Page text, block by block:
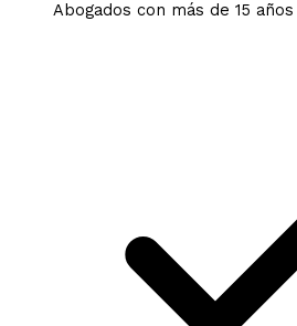
Abogados con más de 15